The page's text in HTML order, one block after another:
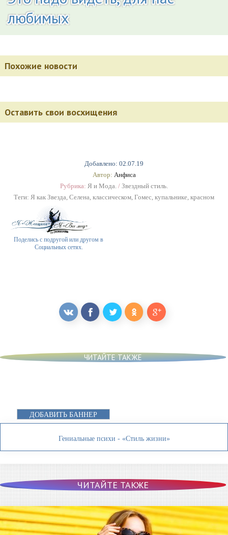
Добавлено: 02.07.19
Автор: Анфиса
Рубрика: Я и Мода. / Звездный стиль.
Теги: Я как Звезда, Селена, классическом, Гомес, купальнике, красном
Поделись с подругой или другом в
Социальных сетях.
любимых
Похожие новости
Оставить свои восхищения
ЧИТАЙТЕ ТАКЖЕ
ДОБАВИТЬ БАННЕР
Гениальные психи - «Стиль жизни»
ЧИТАЙТЕ ТАКЖЕ